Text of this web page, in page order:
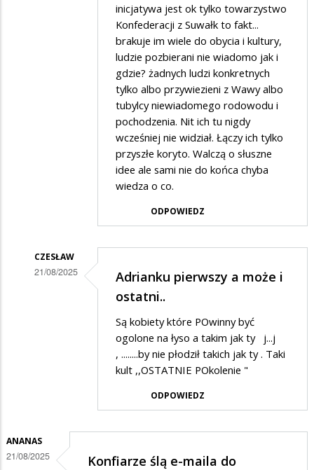
tępych
osiłków
inicjatywa jest ok tylko towarzystwo
Konfederacji z Suwałk to fakt...
brakuje im wiele do obycia i kultury,
ludzie pozbierani nie wiadomo jak i
gdzie? żadnych ludzi konkretnych
tylko albo przywiezieni z Wawy albo
tubylcy niewiadomego rodowodu i
pochodzenia. Nit ich tu nigdy
wcześniej nie widział. Łączy ich tylko
przyszłe koryto. Walczą o słuszne
idee ale sami nie do końca chyba
wiedza o co.
ODPOWIEDZ
CZESŁAW
21/08/2025
zgadzam
się
Adrianku pierwszy a może i
ostatni..
Są kobiety które POwinny być
ogolone na łyso a takim jak ty j...j
, ........by nie płodził takich jak ty . Taki
kult ,,OSTATNIE POkolenie "
ODPOWIEDZ
ANANAS
21/08/2025
Konfiarze ślą e-maila do